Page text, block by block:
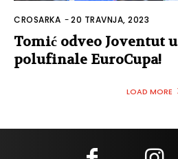
CROSARKA -20 TRAVNJA, 2023
Tomić odveo Joventut u
polufinale EuroCupa!
LOAD MORE